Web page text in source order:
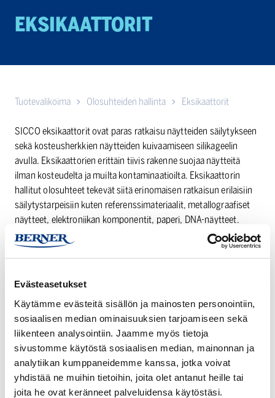
Evästeasetukset
Käytämme evästeitä sisällön ja mainosten personointiin,
sosiaalisen median ominaisuuksien tarjoamiseen sekä
liikenteen analysointiin. Jaamme myös tietoja
sivustomme käytöstä sosiaalisen median, mainonnan ja
analytiikan kumppaneidemme kanssa, jotka voivat
yhdistää ne muihin tietoihin, joita olet antanut heille tai
joita he ovat keränneet palveluidensa käytöstäsi.
EKSIKAATTORIT
Tuotevalikoima Olosuhteiden hallinta Eksikaattorit
SICCO eksikaattorit ovat paras ratkaisu näytteiden säilytykseen
sekä kosteusherkkien näytteiden kuivaamiseen silikageelin
avulla. Eksikaattorien erittäin tiivis rakenne suojaa näytteitä
ilman kosteudelta ja muilta kontaminaatioilta. Eksikaattorin
hallitut olosuhteet tekevät siitä erinomaisen ratkaisun erilaisiin
säilytystarpeisiin kuten referenssimateriaalit, metallograafiset
näytteet, elektroniikan komponentit, paperi, DNA-näytteet.
Eri kokoisia ja mallisia vaihtoehtoja löytyy runsaasti.
Auto-
Star
SICCO AUTO-STAR
Mini-
1
Basic
eksikaattori
SICCO MINI-1 BASIC
EKSIKAATTORI